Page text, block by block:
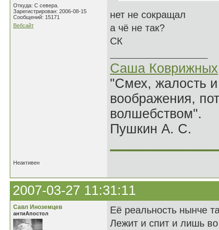
Откуда: С севера.
Зарегистрирован: 2006-08-15
Сообщений: 15171
Вебсайт
нет не сокращал
а чё не так?
СК
Саша Коврижных
"Смех, жалость
воображения,
волшебством".
Пушкин А. С.
Неактивен
2007-03-27 11:31:11
Савл Иноземцев
антиАпостол
Её реальность нынче
Лежит и спит и лишь